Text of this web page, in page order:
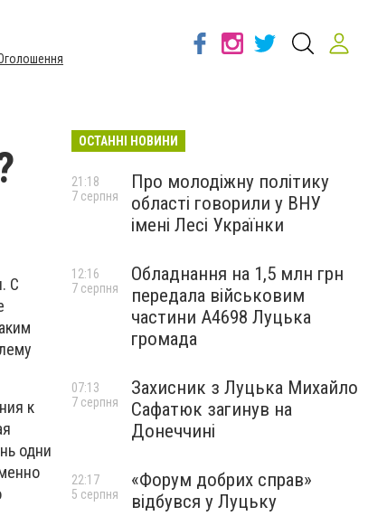
С
к
одни
ОСТАННІ НОВИНИ
Про молодіжну політику
області говорили у ВНУ
імені Лесі Українки
21:18
7 серпня
Обладнання на 1,5 млн грн
передала військовим
частини А4698 Луцька
громада
12:16
7 серпня
Захисник з Луцька Михайло
Сафатюк загинув на
Донеччині
07:13
7 серпня
«Форум добрих справ»
відбувся у Луцьку
22:17
5 серпня